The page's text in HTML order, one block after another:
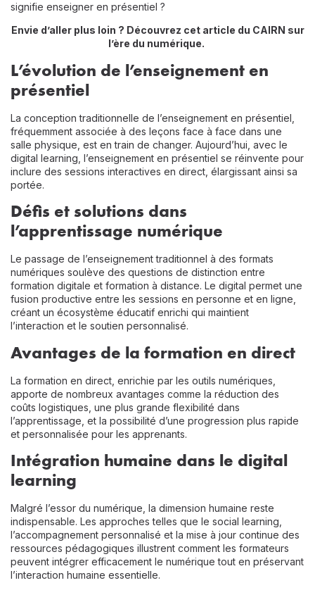
signifie enseigner en présentiel ?
Envie d’aller plus loin ? Découvrez cet article du CAIRN sur
l’ère du numérique.
L’évolution de l’enseignement en
présentiel
La conception traditionnelle de l’enseignement en présentiel,
fréquemment associée à des leçons face à face dans une
salle physique, est en train de changer. Aujourd’hui, avec le
digital learning, l’enseignement en présentiel se réinvente pour
inclure des sessions interactives en direct, élargissant ainsi sa
portée.
Défis et solutions dans
l’apprentissage numérique
Le passage de l’enseignement traditionnel à des formats
numériques soulève des questions de distinction entre
formation digitale et formation à distance. Le digital permet une
fusion productive entre les sessions en personne et en ligne,
créant un écosystème éducatif enrichi qui maintient
l’interaction et le soutien personnalisé.
Avantages de la formation en direct
La formation en direct, enrichie par les outils numériques,
apporte de nombreux avantages comme la réduction des
coûts logistiques, une plus grande flexibilité dans
l’apprentissage, et la possibilité d’une progression plus rapide
et personnalisée pour les apprenants.
Intégration humaine dans le digital
learning
Malgré l’essor du numérique, la dimension humaine reste
indispensable. Les approches telles que le social learning,
l’accompagnement personnalisé et la mise à jour continue des
ressources pédagogiques illustrent comment les formateurs
peuvent intégrer efficacement le numérique tout en préservant
l’interaction humaine essentielle.